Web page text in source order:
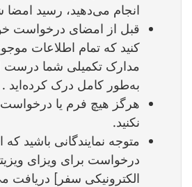
انجام می‌دهید، رسید امضا
قبل از امضای درخواست
کنید که تمام اطلاعات
مدارک تکمیلی شما درست
به‌طور کامل درک کرده‌اید .
هرگز هیچ فرم یا
نکنید.
متوجه نمایندگانی باشید که
الکترونیکی سفر] دریافت